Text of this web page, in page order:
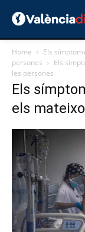
Home
Els
persones
Els
les persones
Els
els